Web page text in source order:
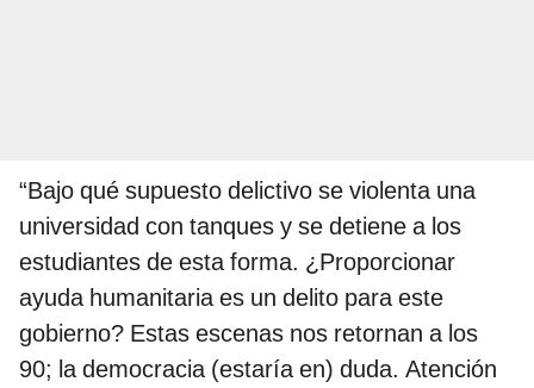
“Bajo qué supuesto delictivo se violenta una
universidad con tanques y se detiene a los
estudiantes de esta forma. ¿Proporcionar
ayuda humanitaria es un delito para este
gobierno? Estas escenas nos retornan a los
90; la democracia (estaría en) duda. Atención